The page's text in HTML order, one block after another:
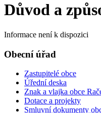
Důvod a
Informace není k dispozici
Obecní úřad
Zastupitelé obce
Úřední deska
Znak a vlajka obce
Dotace a projekty
Smluvní dokumenty